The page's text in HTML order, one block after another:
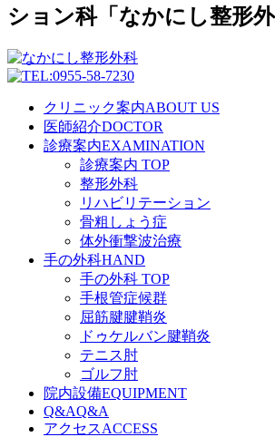
ション科「なかにし整形外
クリニック案内ABOUT US
医師紹介DOCTOR
診療案内EXAMINATION
診療案内 TOP
整形外科
リハビリテーション
骨粗しょう症
体外衝撃波治療
手の外科HAND
手の外科 TOP
手根管症候群
屈筋腱腱鞘炎
ドゥケルバン腱鞘炎
テニス肘
ゴルフ肘
院内設備EQUIPMENT
Q&AQ&A
アクセスACCESS